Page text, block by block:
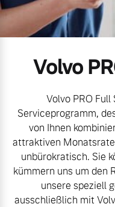
Gebrauchtwagen
Aktuelle
Zubehörkatalog
Aktuelle
Service by Volvo
Unsere News &
Volvo
Volvo PRO
Serviceprogramm,
von Ihnen
attraktiven
unbürokratisch. Sie
kümmern uns um den
unsere speziell
ausschließlich mit